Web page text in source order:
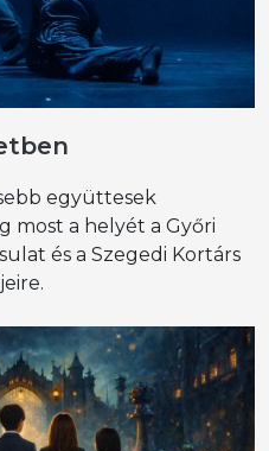
együttesek
most a helyét a Győri
és a Szegedi Kortárs